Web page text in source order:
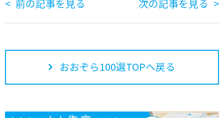
前の記事を見る 次の記事を見る
おおぞら100選TOPへ戻る